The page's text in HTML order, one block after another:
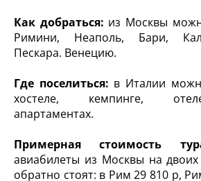
Как добраться: из Москвы
Римини, Неаполь, Бари,
Пескара. Венецию.
Где поселиться: в Италии
хостеле, кемпинге,
апартаментах.
Примерная стоимость
авиабилеты из Москвы на двоих
обратно стоят: в Рим 29 810 р,